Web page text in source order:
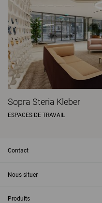
Sopra Steria Kleber
ESPACES DE TRAVAIL
Contact
Nous situer
Produits